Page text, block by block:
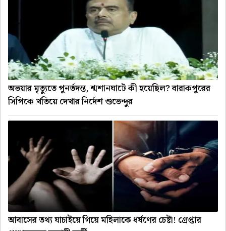
অভয়ার মৃত্যুতে পুনর্তদন্ত, শ্মশানঘাটে কী হয়েছিল? বারাকপুরের
সিপিকে খতিয়ে দেখার নির্দেশ শুভেন্দুর
আবাসের তথ্য যাচাইয়ে গিয়ে মহিলাকে ধর্ষণের চেষ্টা! গ্রেপ্তার